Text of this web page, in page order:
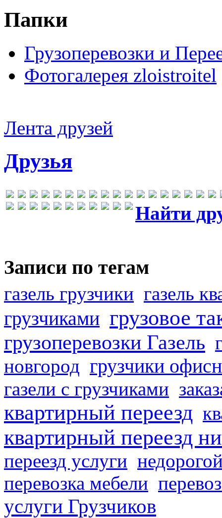
Папки
Грузоперевозки и
Фотогалерея zloistroitel
Лента друзей
Друзья
Найти
Записи по тегам
газель грузчики газель
грузчиками грузовое
грузоперевозки Газель
новгород грузчики
газели с грузчиками
квартирный переезд
квартирный переезд
переезд услуги
перевозка мебели
услуги Грузчиков